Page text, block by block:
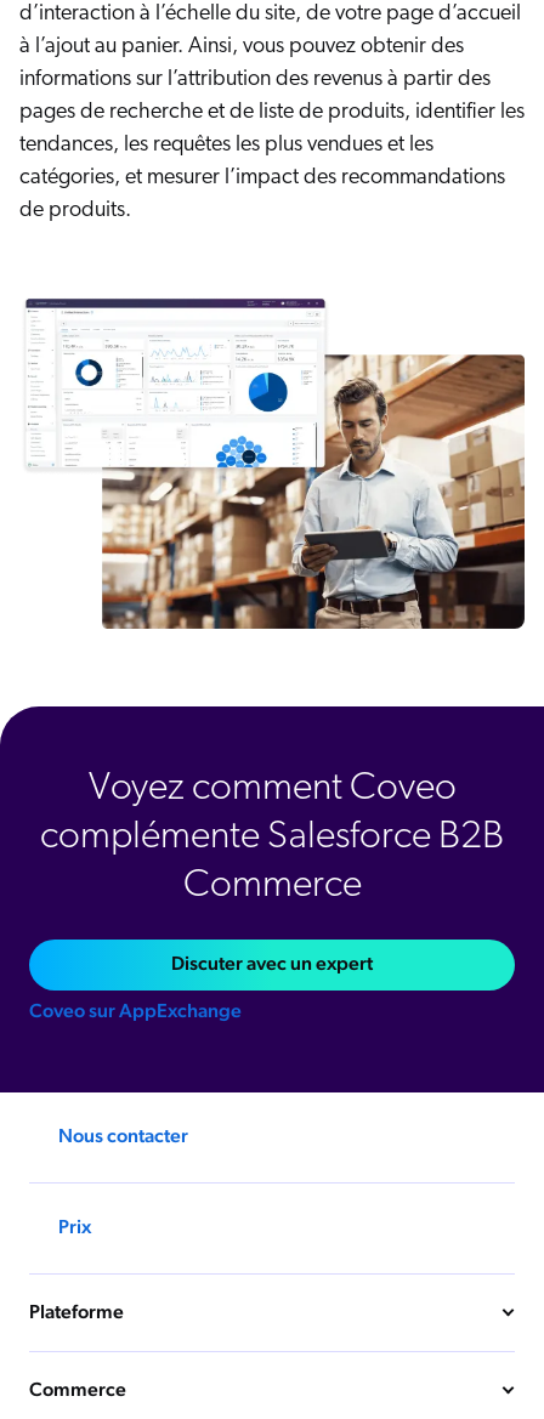
d’interaction à l’échelle du site, de votre page d’accueil
à l’ajout au panier. Ainsi, vous pouvez obtenir des
informations sur l’attribution des revenus à partir des
pages de recherche et de liste de produits, identifier les
tendances, les requêtes les plus vendues et les
catégories, et mesurer l’impact des recommandations
de produits.
Voyez comment Coveo
complémente Salesforce B2B
Commerce
Discuter avec un expert
Coveo sur AppExchange
Nous contacter
Prix
Plateforme
Commerce